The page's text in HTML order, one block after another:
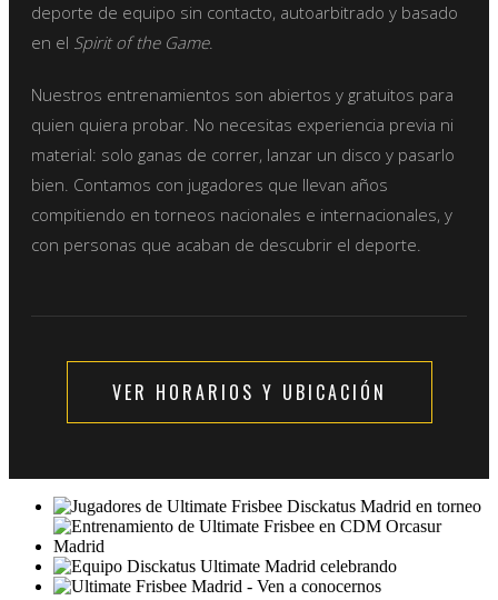
deporte de equipo sin contacto, autoarbitrado y basado
en el Spirit of the Game.
Nuestros entrenamientos son abiertos y gratuitos para
quien quiera probar. No necesitas experiencia previa ni
material: solo ganas de correr, lanzar un disco y pasarlo
bien. Contamos con jugadores que llevan años
compitiendo en torneos nacionales e internacionales, y
con personas que acaban de descubrir el deporte.
VER HORARIOS Y UBICACIÓN